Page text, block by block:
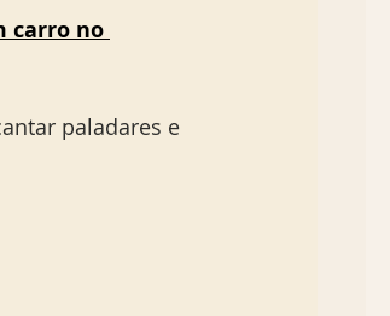
carro no
paladares e